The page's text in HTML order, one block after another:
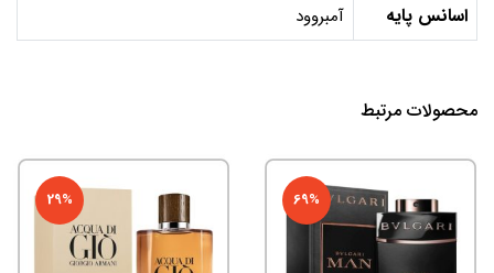
اسانس پایه آمبروود
محصولات مرتبط
69%
29%